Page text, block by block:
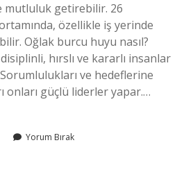
mutluluk getirebilir. 26
özellikle iş yerinde
Oğlak burcu huyu nasıl?
hırslı ve kararlı insanlar
ve hedeflerine
onları güçlü liderler yapar.…
Yorum Bırak